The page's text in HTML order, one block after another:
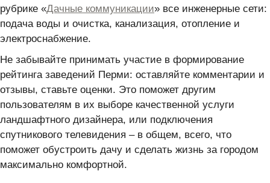
рубрике «Дачные коммуникации» все инженерные сети:
подача воды и очистка, канализация, отопление и
электроснабжение.
Не забывайте принимать участие в формирование
рейтинга заведений Перми: оставляйте комментарии и
отзывы, ставьте оценки. Это поможет другим
пользователям в их выборе качественной услуги
ландшафтного дизайнера, или подключения
спутникового телевидения – в общем, всего, что
поможет обустроить дачу и сделать жизнь за городом
максимально комфортной.